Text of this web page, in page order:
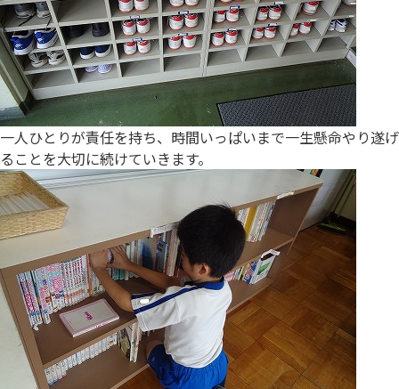
一人ひとりが責任を持ち、時間いっぱいまで一生懸命やり遂げ
ることを大切に続けていきます。